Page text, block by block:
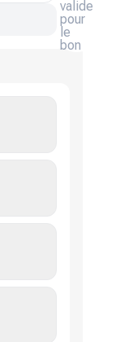
valide
pour
le
bon